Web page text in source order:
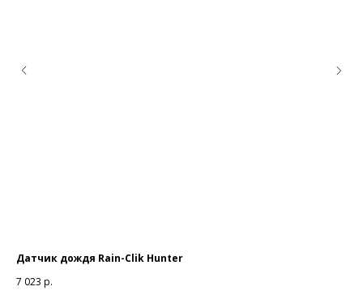
Датчик дождя Rain-Clik Hunter
7 023 р.